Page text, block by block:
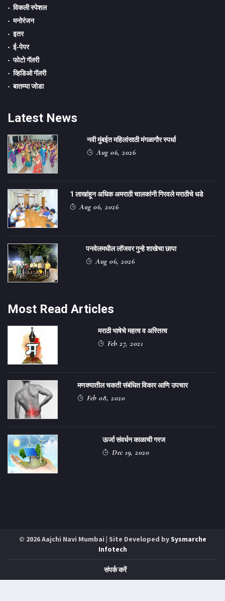
विकली स्पेशल
मनोरंजन
इतर
ई-पेपर
फोटो गॅलरी
व्हिडिओ गॅलरी
बातम्या जोडा
Latest News
नवी मुंबईत महिलांसाठी मंगळागौर स्पर्धा
Aug 06, 2026
1 लाखांहून अधिक अमराठी चालकांनी गिरवले मराठीचे धडे
Aug 06, 2026
पनवेलमधील लॉजवर गुन्हे शाखेचा छापा
Aug 06, 2026
Most Read Articles
मराठी भाषेचे महत्व व अस्तित्व
Feb 27, 2021
मणक्यातील चकती संबंधित विकार आणि उपचार
Feb 08, 2020
ऊर्जा संवर्धन काळाची गरज
Dec 19, 2020
© 2026 Aajchi Navi Mumbai | Site Developed bySysmarche
Infotech
संपर्क करें